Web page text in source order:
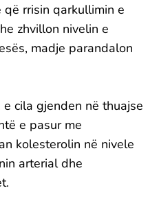
rrisin qarkullimin e
zhvillon nivelin e
madje parandalon
cila gjenden në thuajse
e pasur me
kolesterolin në nivele
arterial dhe